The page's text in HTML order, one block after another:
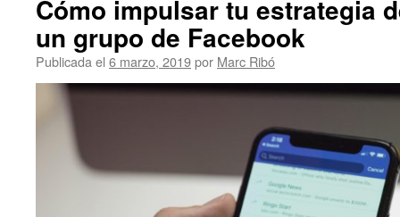
Cómo impulsar tu estrategia
un grupo de Facebook
Publicada el 6 marzo, 2019por Marc Ribó